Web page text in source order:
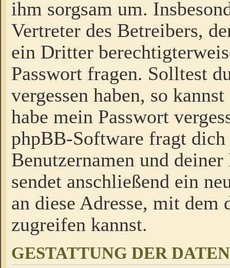
ihm sorgsam um.
Vertreter des Betreibers,
ein Dritter
Passwort fragen. Solltest
vergessen haben, so
habe mein Passwort
phpBB-Software fragt dich
Benutzernamen und
sendet anschließend ein
an diese Adresse, mit dem
zugreifen kannst.
GESTATTUNG DER